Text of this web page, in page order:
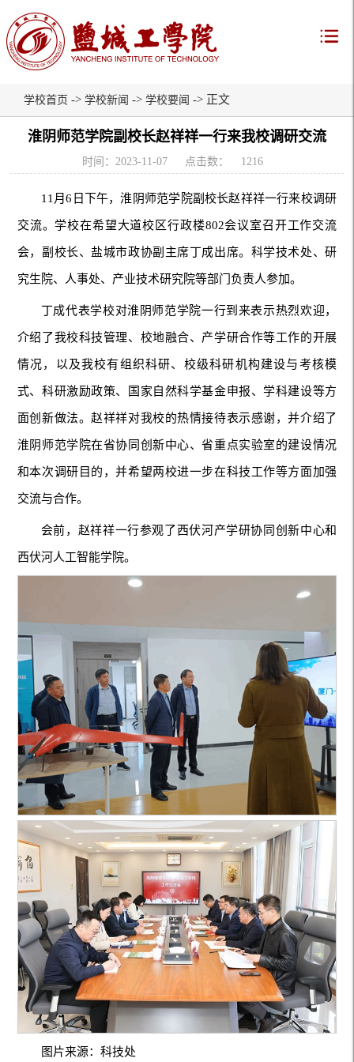
学校首页 -> 学校新闻 -> 学校要闻 -> 正文
淮阴师范学院副校长赵祥祥一行来我校调研交流
时间：2023-11-07 点击数： 1216
11月6日下午，淮阴师范学院副校长赵祥祥一行来校调研
交流。学校在希望大道校区行政楼802会议室召开工作交流
会，副校长、盐城市政协副主席丁成出席。科学技术处、研
究生院、人事处、产业技术研究院等部门负责人参加。
丁成代表学校对淮阴师范学院一行到来表示热烈欢迎，
介绍了我校科技管理、校地融合、产学研合作等工作的开展
情况，以及我校有组织科研、校级科研机构建设与考核模
式、科研激励政策、国家自然科学基金申报、学科建设等方
面创新做法。赵祥祥对我校的热情接待表示感谢，并介绍了
淮阴师范学院在省协同创新中心、省重点实验室的建设情况
和本次调研目的，并希望两校进一步在科技工作等方面加强
交流与合作。
会前，赵祥祥一行参观了西伏河产学研协同创新中心和
西伏河人工智能学院。
图片来源：科技处